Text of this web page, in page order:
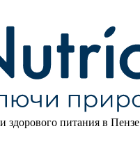
здорового питания в Пензе